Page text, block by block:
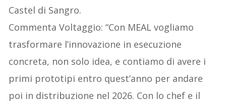
Castel di Sangro.
Commenta Voltaggio: “Con MEAL vogliamo
trasformare l’innovazione in esecuzione
concreta, non solo idea, e contiamo di avere i
primi prototipi entro quest’anno per andare
poi in distribuzione nel 2026. Con lo chef e il